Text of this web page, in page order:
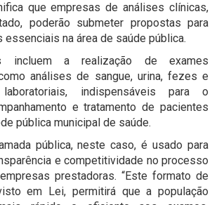
que empresas de análises clínicas,
poderão submeter propostas para
na área de saúde pública.
incluem a realização de exames
análises de sangue, urina, fezes e
indispensáveis ​​para o
e tratamento de pacientes
pública municipal de saúde.
pública, neste caso, é usado para
e competitividade no processo
prestadoras. “Este formato de
em Lei, permitirá que a população